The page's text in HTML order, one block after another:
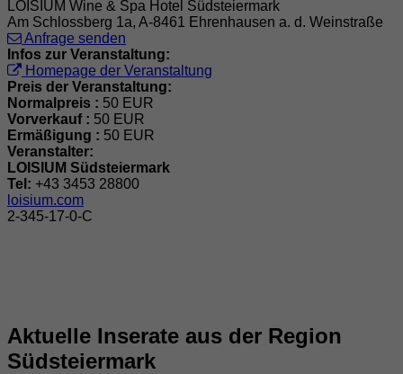
LOISIUM Wine & Spa Hotel Südsteiermark
Am Schlossberg 1a, A-8461 Ehrenhausen a. d. Weinstraße
Anfrage senden
Infos zur Veranstaltung:
Homepage der Veranstaltung
Preis der Veranstaltung:
Normalpreis : 50 EUR
Vorverkauf : 50 EUR
Ermäßigung : 50 EUR
Veranstalter:
LOISIUM Südsteiermark
Tel: +43 3453 28800
loisium.com
2-345-17-0-C
Aktuelle Inserate aus der Region
Südsteiermark